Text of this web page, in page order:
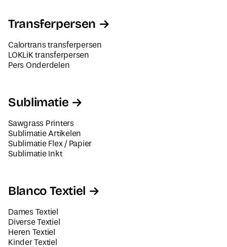
Transferpersen
Calortrans transferpersen
LOKLiK transferpersen
Pers Onderdelen
Sublimatie
Sawgrass Printers
Sublimatie Artikelen
Sublimatie Flex / Papier
Sublimatie Inkt
Blanco Textiel
Dames Textiel
Diverse Textiel
Heren Textiel
Kinder Textiel